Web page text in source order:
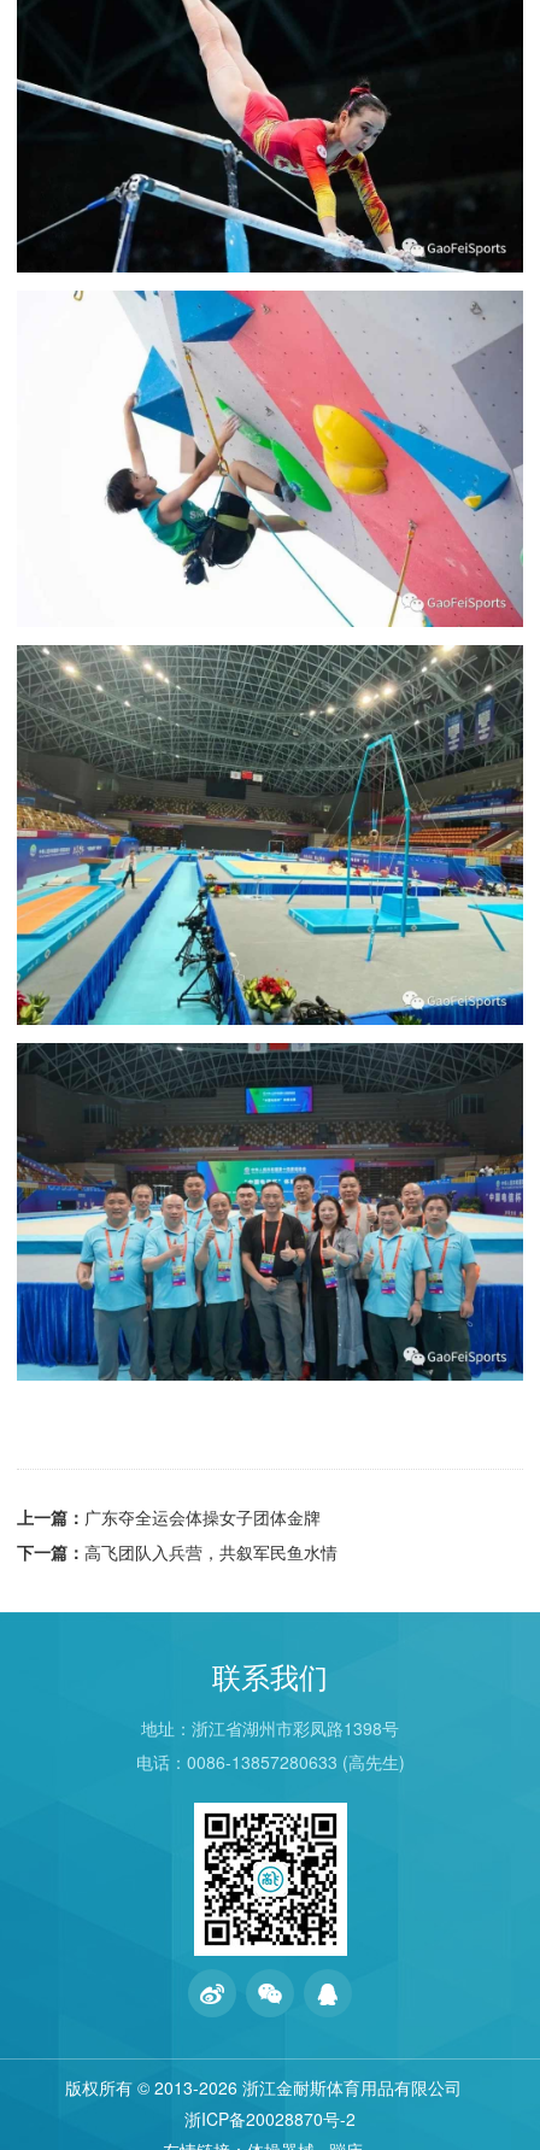
上一篇： 广东夺全运会体操女子团体金牌
下一篇：高飞团队入兵营，共叙军民鱼水情
联系我们
地址：浙江省湖州市彩凤路1398号
电话：0086-13857280633 (高先生)
版权所有 © 2013-2026 浙江金耐斯体育用品有限公司
浙ICP备20028870号-2